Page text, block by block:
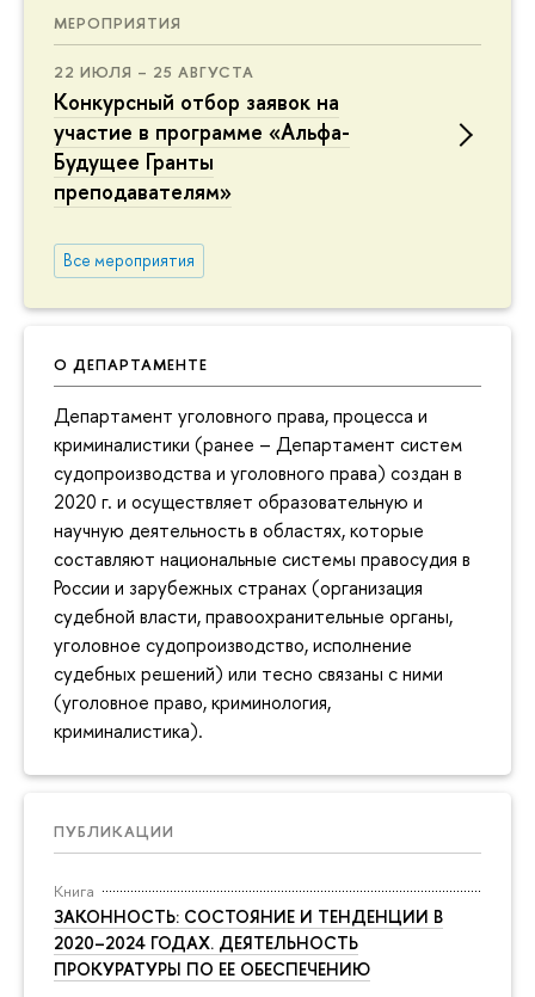
МЕРОПРИЯТИЯ
22 ИЮЛЯ – 25 АВГУСТА
Конкурсный отбор заявок на
участие в программе «Альфа-
Будущее Гранты
преподавателям»
Все мероприятия
О ДЕПАРТАМЕНТЕ
Департамент уголовного права, процесса и
криминалистики (ранее – Департамент систем
судопроизводства и уголовного права) создан в
2020 г. и осуществляет образовательную и
научную деятельность в областях, которые
составляют национальные системы правосудия в
России и зарубежных странах (организация
судебной власти, правоохранительные органы,
уголовное судопроизводство, исполнение
судебных решений) или тесно связаны с ними
(уголовное право, криминология,
криминалистика).
ПУБЛИКАЦИИ
Книга
ЗАКОННОСТЬ: СОСТОЯНИЕ И ТЕНДЕНЦИИ В
2020–2024 ГОДАХ. ДЕЯТЕЛЬНОСТЬ
ПРОКУРАТУРЫ ПО ЕЕ ОБЕСПЕЧЕНИЮ